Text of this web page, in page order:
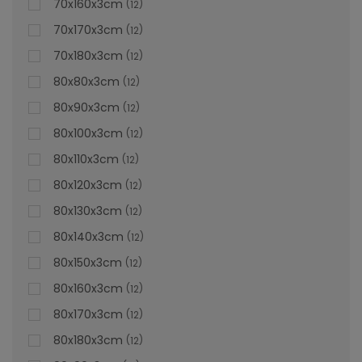
Cădiță De Duș Dalia, Crem, Cu Sifon Inclus
70x160x3cm 12
70x170x3cm 12
70x180x3cm 12
80x80x3cm 12
80x90x3cm 12
80x100x3cm 12
80x110x3cm 12
80x120x3cm 12
80x130x3cm 12
80x140x3cm 12
80x150x3cm 12
80x160x3cm 12
80x170x3cm 12
80x180x3cm 12